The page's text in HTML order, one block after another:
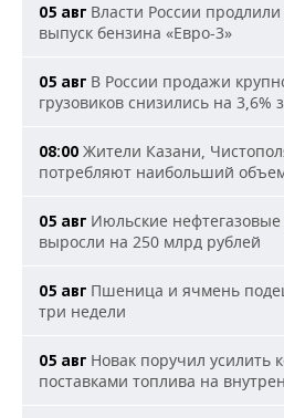
05 авг Власти России
выпуск бензина «Евро-3»
05 авг В России продажи
грузовиков снизились на 3,6%
08:00 Жители Казани,
потребляют наибольший
05 авг Июльские
выросли на 250 млрд рублей
05 авг Пшеница и ячмень
три недели
05 авг Новак поручил усилить
поставками топлива на